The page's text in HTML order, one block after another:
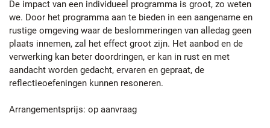
De impact van een individueel programma is groot, zo weten
we. Door het programma aan te bieden in een aangename en
rustige omgeving waar de beslommeringen van alledag geen
plaats innemen, zal het effect groot zijn. Het aanbod en de
verwerking kan beter doordringen, er kan in rust en met
aandacht worden gedacht, ervaren en gepraat, de
reflectieoefeningen kunnen resoneren.
Arrangementsprijs: op aanvraag